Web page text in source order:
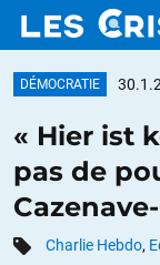
LES
DOSSIERS
CATÉGORIES
DÉMOCRATIE
« Hier ist
pas de
Charlie Hebdo,